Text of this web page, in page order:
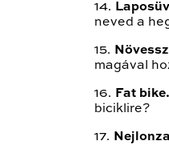
14.
neved a
15.
magával
16. Fat bike.
biciklire?
17.